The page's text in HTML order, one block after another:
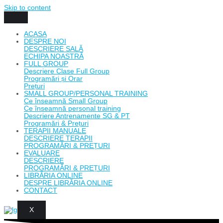
Skip to content
ACASA
DESPRE NOI
DESCRIERE SALĂ
ECHIPA NOASTRĂ
FULL GROUP
Descriere Clase Full Group
Programări și Orar
Prețuri
SMALL GROUP/PERSONAL TRAINING
Ce înseamnă Small Group
Ce înseamnă personal training
Descriere Antrenamente SG & PT
Programări & Prețuri
TERAPII MANUALE
DESCRIERE TERAPII
PROGRAMĂRI & PREȚURI
EVALUARE
DESCRIERE
PROGRAMĂRI & PREȚURI
LIBRĂRIA ONLINE
DESPRE LIBRĂRIA ONLINE
CONTACT
X